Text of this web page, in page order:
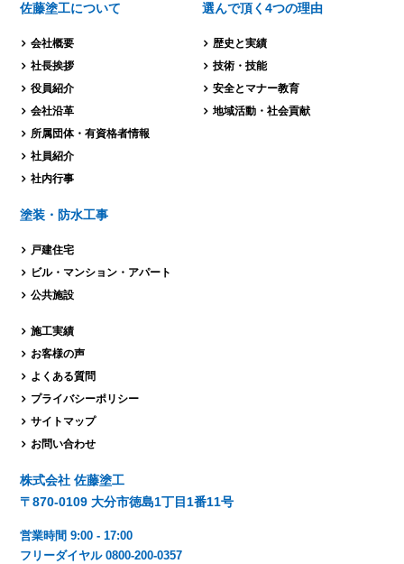
佐藤塗工について
会社概要
社長挨拶
役員紹介
会社沿革
所属団体・有資格者情報
社員紹介
社内行事
選んで頂く4つの理由
歴史と実績
技術・技能
安全とマナー教育
地域活動・社会貢献
塗装・防水工事
戸建住宅
ビル・マンション・ アパート
公共施設
施工実績
お客様の声
よくある質問
プライバシーポリシー
サイトマップ
お問い合わせ
株式会社 佐藤塗工
〒870-0109 大分市徳島1丁目1番11号
営業時間 9:00 - 17:00
フリーダイヤル 0800-200-0357